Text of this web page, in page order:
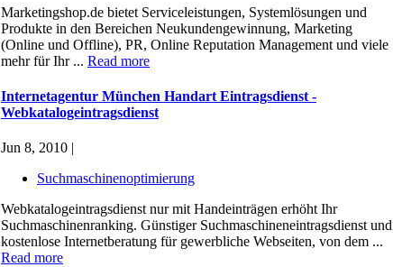
Marketingshop.de bietet Serviceleistungen, Systemlösungen und
Produkte in den Bereichen Neukundengewinnung, Marketing
(Online und Offline), PR, Online Reputation Management und viele
mehr für Ihr ... Read more
Internetagentur München Handart Eintragsdienst -
Webkatalogeintragsdienst
Jun 8, 2010 |
Suchmaschinenoptimierung
Webkatalogeintragsdienst nur mit Handeinträgen erhöht Ihr
Suchmaschinenranking. Günstiger Suchmaschineneintragsdienst und
kostenlose Internetberatung für gewerbliche Webseiten, von dem ...
Read more